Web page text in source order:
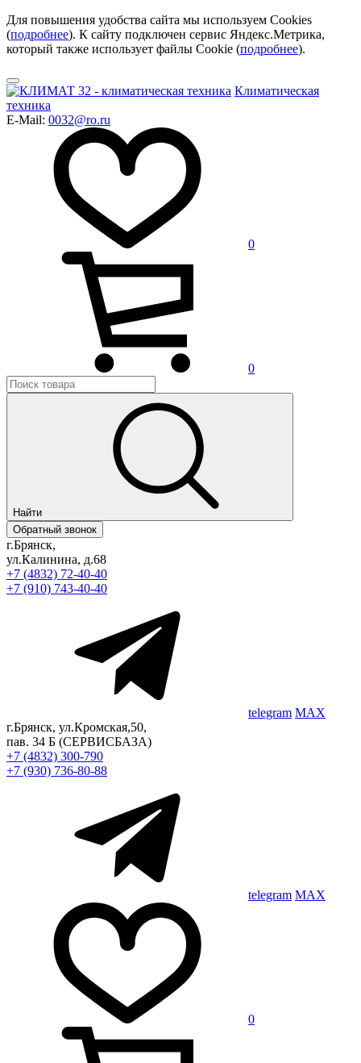
Для повышения удобства сайта мы используем Cookies
(подробнее). К сайту подключен сервис Яндекс.Метрика,
который также использует файлы Cookie (подробнее).
Климатическая
техника
E-Mail: 0032@ro.ru
0
0
Найти
Обратный звонок
г.Брянск,
ул.Калинина, д.68
+7 (4832) 72-40-40
+7 (910) 743-40-40
telegram MAX
г.Брянск, ул.Кромская,50,
пав. 34 Б (СЕРВИСБАЗА)
+7 (4832) 300-790
+7 (930) 736-80-88
telegram MAX
0